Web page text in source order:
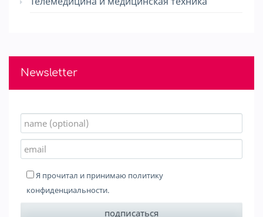
Newsletter
Я прочитал и принимаю политику
конфиденциальности.